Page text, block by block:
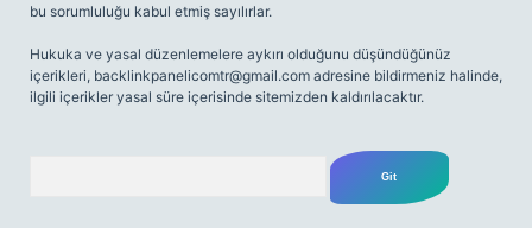
bu sorumluluğu kabul etmiş sayılırlar.
Hukuka ve yasal düzenlemelere aykırı olduğunu düşündüğünüz
içerikleri, backlinkpanelicomtr@gmail.com adresine bildirmeniz halinde,
ilgili içerikler yasal süre içerisinde sitemizden kaldırılacaktır.